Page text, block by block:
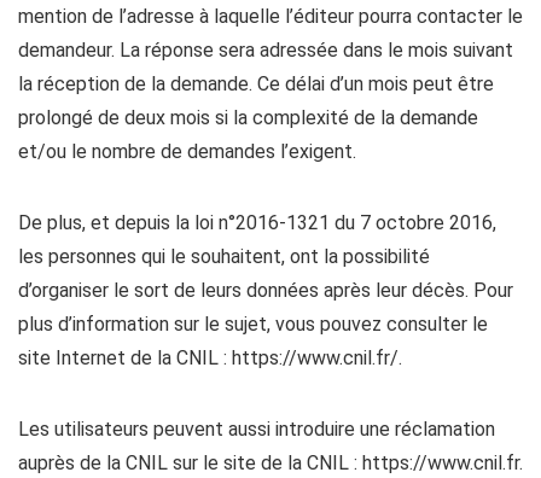
mention de l’adresse à laquelle l’éditeur pourra contacter le
demandeur. La réponse sera adressée dans le mois suivant
la réception de la demande. Ce délai d’un mois peut être
prolongé de deux mois si la complexité de la demande
et/ou le nombre de demandes l’exigent.
De plus, et depuis la loi n°2016-1321 du 7 octobre 2016,
les personnes qui le souhaitent, ont la possibilité
d’organiser le sort de leurs données après leur décès. Pour
plus d’information sur le sujet, vous pouvez consulter le
site Internet de la CNIL : https://www.cnil.fr/.
Les utilisateurs peuvent aussi introduire une réclamation
auprès de la CNIL sur le site de la CNIL : https://www.cnil.fr.